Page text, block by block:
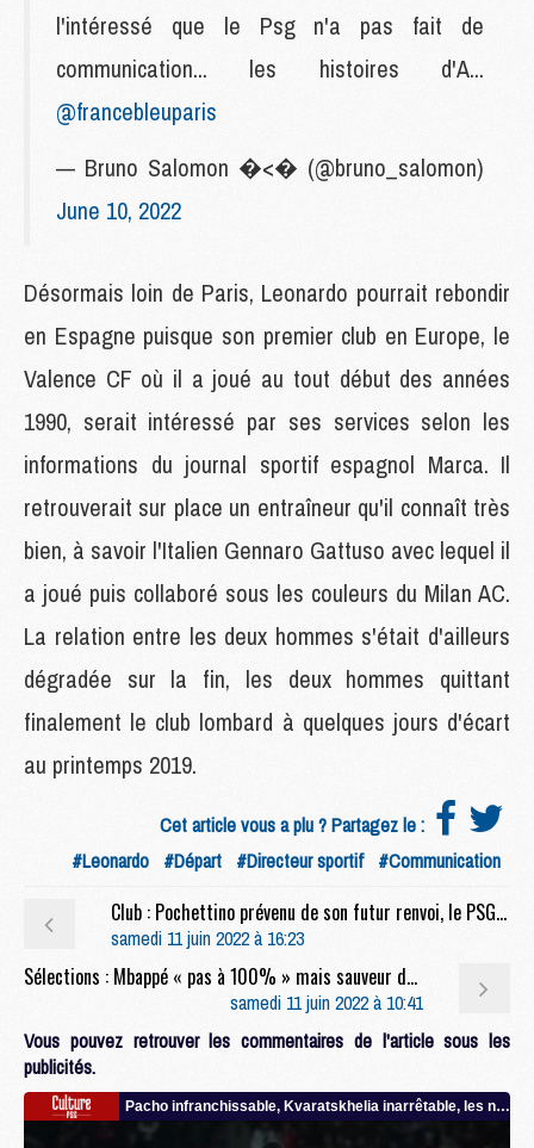
l'intéressé que le Psg n'a pas fait de
communication... les histoires d'A...
@francebleuparis
— Bruno Salomon �<� (@bruno_salomon)
June 10, 2022
Désormais loin de Paris, Leonardo pourrait rebondir
en Espagne puisque son premier club en Europe, le
Valence CF où il a joué au tout début des années
1990, serait intéressé par ses services selon les
informations du journal sportif espagnol Marca. Il
retrouverait sur place un entraîneur qu'il connaît très
bien, à savoir l'Italien Gennaro Gattuso avec lequel il
a joué puis collaboré sous les couleurs du Milan AC.
La relation entre les deux hommes s'était d'ailleurs
dégradée sur la fin, les deux hommes quittant
finalement le club lombard à quelques jours d'écart
au printemps 2019.
Cet article vous a plu ? Partagez le :
#Leonardo #Départ #Directeur sportif #Communication
Club : Pochettino prévenu de son futur renvoi, le PSG espère un geste
samedi 11 juin 2022 à 16:23
Sélections : Mbappé « pas à 100% » mais sauveur des Bleus
samedi 11 juin 2022 à 10:41
Vous pouvez retrouver les commentaires de l'article sous les
publicités.